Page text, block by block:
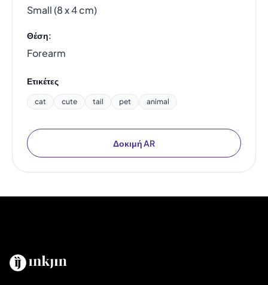
Small (8 x 4 cm)
Θέση:
Forearm
Ετικέτες
cat cute tail pet animal
Δοκιμή AR